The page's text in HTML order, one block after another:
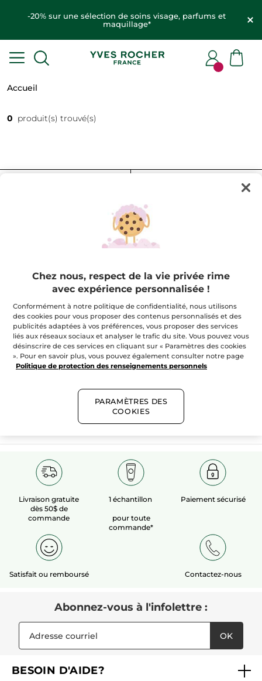
-20% sur une sélection de soins visage, parfums et
maquillage*
Accueil
0 produit(s) trouvé(s)
100%extraits
végétaux
60 hectaresde
champs biologiques
Voir plus​
Livraison gratuite
dès 50$ de
commande
1 échantillon
pour toute
commande*
Paiement sécurisé
Satisfait ou remboursé Contactez-nous
Abonnez-vous à l'infolettre :
OK
BESOIN D'AIDE?
Chez nous, respect de la vie privée rime
avec expérience personnalisée !
Conformément à notre politique de confidentialité, nous utilisons
des cookies pour vous proposer des contenus personnalisés et des
publicités adaptées à vos préférences, vous proposer des services
liés aux réseaux sociaux et analyser le trafic du site. Vous pouvez vous
désinscrire de ces services en cliquant sur « Paramètres des cookies
». Pour en savoir plus, vous pouvez également consulter notre page
Politique de protection des renseignements personnels
PARAMÈTRES DES
COOKIES